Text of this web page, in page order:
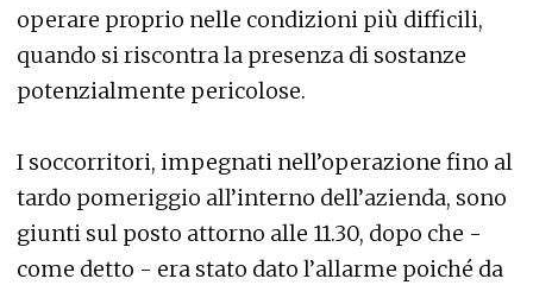
operare proprio nelle condizioni più difficili,
quando si riscontra la presenza di sostanze
potenzialmente pericolose.
I soccorritori, impegnati nell’operazione fino al
tardo pomeriggio all’interno dell’azienda, sono
giunti sul posto attorno alle 11.30, dopo che -
come detto - era stato dato l’allarme poiché da